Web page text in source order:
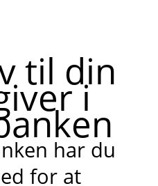
til din
i
har du
for at